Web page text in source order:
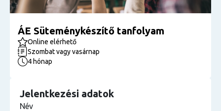
ÁE Süteménykészítő tanfolyam
Online elérhető
Szombat vagy vasárnap
4 hónap
Jelentkezési adatok
Név